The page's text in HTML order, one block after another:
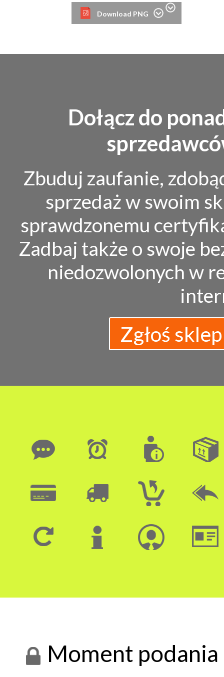
Download PNG
Dołącz do
Zbuduj zaufanie,
sprzedaż w swoim
sprawdzonemu
Zadbaj także o swoje
niedozwolonych w
Zgłoś
Moment